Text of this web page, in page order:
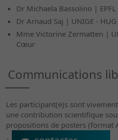
Dr Michaela Bassolino | EPFL
Dr Arnaud Saj | UNIGE - HUG
Mme Victorine Zermatten |
Cœur
Communications
Les participant(e)s sont
une contribution scientifique
propositions de posters (format